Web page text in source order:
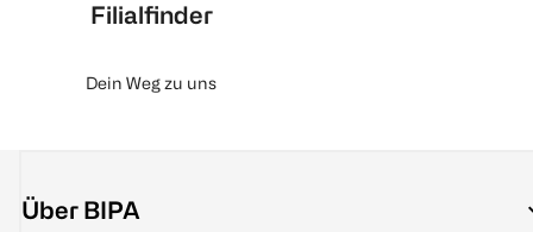
Filialfinder
Dein Weg zu uns
Über BIPA